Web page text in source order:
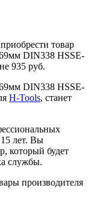
товар
DIN338 HSSE-
935 руб.
DIN338 HSSE-
H-Tools, станет
лет. Вы
который будет
службы.
производителя